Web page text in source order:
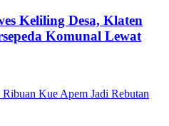
Keliling Desa, Klaten
Komunal Lewat